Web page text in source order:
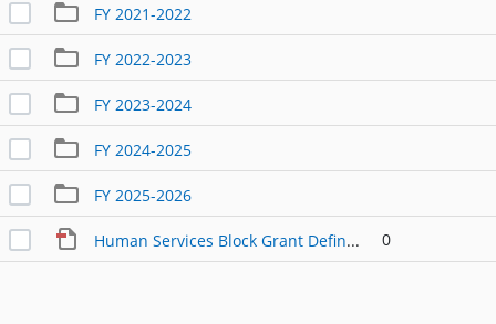
FY 2021-2022
FY 2022-2023
FY 2023-2024
FY 2024-2025
FY 2025-2026
Human Services Block Grant Definitions 0